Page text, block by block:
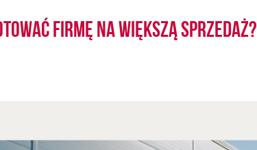
firmę na większą sprzedaż?